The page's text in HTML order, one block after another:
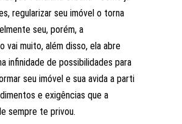
regularizar seu imóvel o torna
seu, porém, a
vai muito, além disso, ela abre
infinidade de possibilidades para
seu imóvel e sua avida a parti
e exigências que a
sempre te privou.